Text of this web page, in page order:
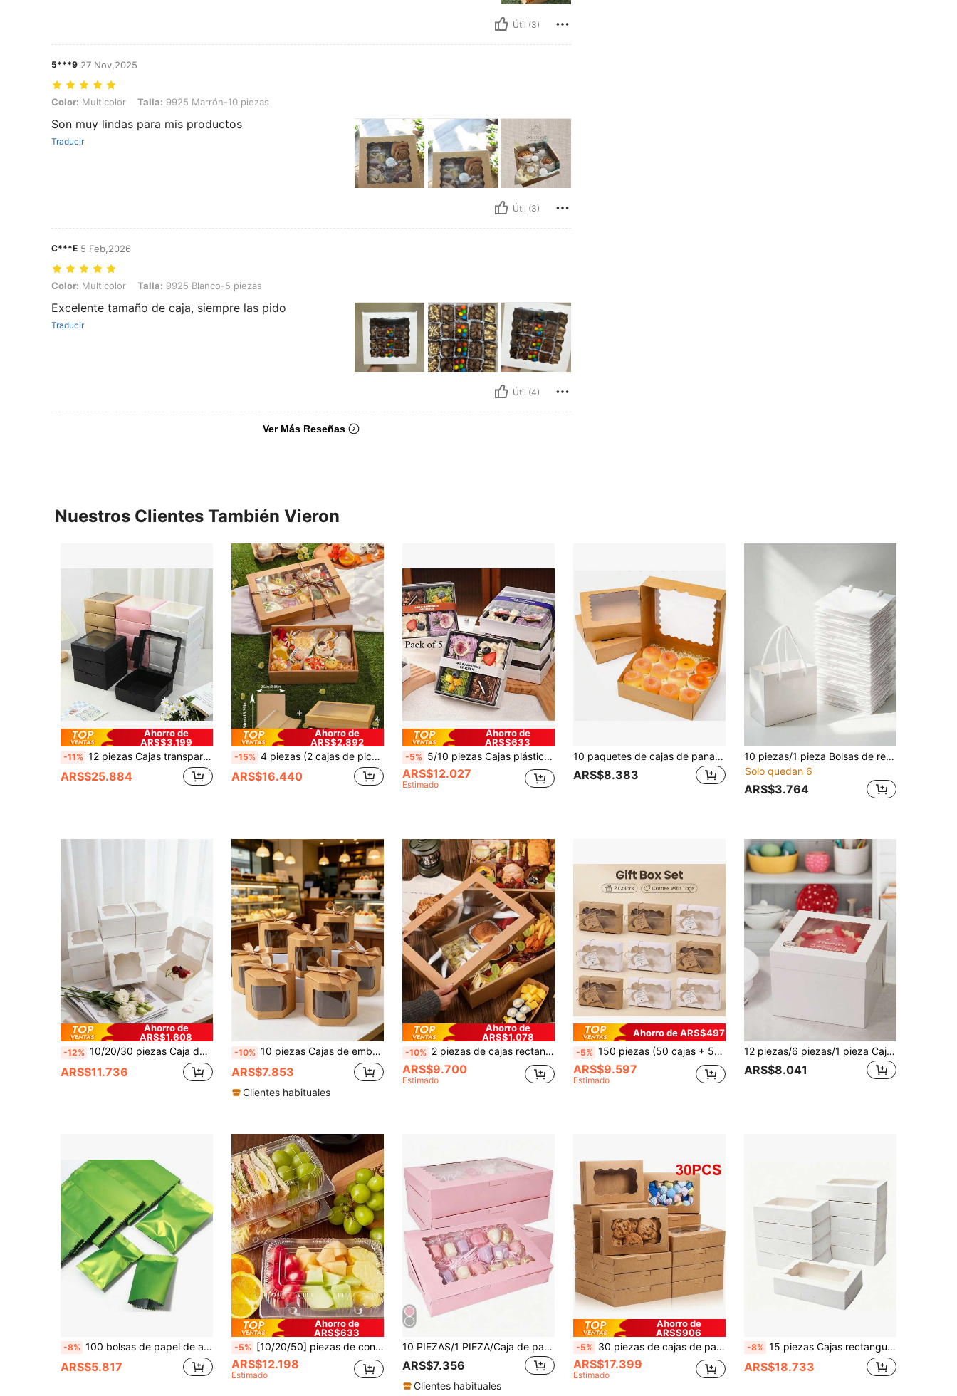
Útil (3)
5***9 27 Nov,2025
Color: Multicolor, Talla: 9925 Marrón-10 piezas
Color: Multicolor Talla: 9925 Marrón-10 piezas
Son muy lindas para mis productos
Traducir
Útil (3)
C***E 5 Feb,2026
Color: Multicolor, Talla: 9925 Blanco-5 piezas
Color: Multicolor Talla: 9925 Blanco-5 piezas
Excelente tamaño de caja, siempre las pido
Traducir
Útil (4)
Ver Más Reseñas
Nuestros Clientes También Vieron
Ahorro de
ARS$3.199
-11% 12 piezas Cajas transparentes para pasteles, adecuadas para hacer macarrones, galletas, magdalenas, donas y diversos postres - Ideal para panaderías, confiterías y pequeña repostería
ARS$25.884
Ahorro de
ARS$2.892
-15% 4 piezas (2 cajas de picnic + 2 piezas de papel antigrasa) Cubierta de cinta de papel marrón con ventana transparente, caja multifuncional para almacenamiento de pasteles, pollo frito, pizza, sándwich, fruta, adecuada para picnic, camping, actividades al aire libre
ARS$16.440
Ahorro de
ARS$633
-5% 5/10 piezas Cajas plásticas de charcutería, envases desechables para postres, bandejas de servir cuadradas de múltiples secciones para sándwiches, rebanadas de pastel, pastelerías y snacks con tapas transparentes
ARS$12.027
Estimado
10 paquetes de cajas de panadería con ventana de 10x10x2.5 pulgadas que se abren automáticamente, cajas de tartas marrones, cajas para pasteles, galletas y donas para bodas, fiestas, hogar y decoraciones de fiesta
ARS$8.383
10 piezas/1 pieza Bolsas de regalo mini negras, bolsas de papel para tarjetas de regalo, cajas de papel extra pequeñas a granel para recuerdos de fiesta, suministros de embalaje para el Día de la Madre, boda, baby shower, cumpleaños, 4.7 X 3.9 X 2.3 pulgadas
Solo quedan 6
ARS$3.764
Ahorro de
ARS$1.608
-12% 10/20/30 piezas Caja de regalo de panadería de 4*4*2.5 pulgadas, caja de hornear con ventana transparente, caja de papel desechable para cupcakes, pasteles y postres calientes
ARS$11.736
-10% 10 piezas Cajas de embalaje marrón con lazos de cinta, cajas para pasteles de fiesta, embalaje de repostería, suministros para envolver regalos, cajas para cupcakes, cajas para dulces, suministros para fiestas de cumpleaños, cajas para regalos de cumpleaños, regalos de cumpleaños, cajas para recuerdos de fiesta, decoración de boda, cajas para regalos de boda, decoración para baby shower, decoración para despedida de soltera, revelación de género, decoración para cumpleaños familiar, decoración navideña, suministros para fiestas de Halloween
ARS$7.853
Clientes habituales
Ahorro de
ARS$1.078
-10% 2 piezas de cajas rectangulares de papel kraft marrón con tapa y ventana transparente, de uso múltiple para pasteles, pollo frito, pizza, sándwiches, frutas - Adecuado para picnics, campamentos, fiestas, cumpleaños, pizzerías, tiendas de pollo frito
ARS$9.700
Estimado
Ahorro de ARS$497
-5% 150 piezas (50 cajas + 50 etiquetas + 50 cuerdas) Cajas de papel, etiquetas y cuerdas para empaquetar dulces, galletas y chocolates para fiestas navideñas, adecuado para bodas, cumpleaños, Día de la Madre, fiesta de graduación y pequeños regalos. Puede contener dulces, galletas, chocolates, productos horneados, donas, tartas, pequeños regalos, cosméticos, etc.
ARS$9.597
Estimado
12 piezas/6 piezas/1 pieza Cajas de embalaje para pasteles con ventana, Caja para pasteles, Juego de exhibición de postres, Suministros de decoración de pasteles, 3 tamaños: 8 pulgadas/10 pulgadas/12 pulgadas, Adecuado para el Día de San Valentín, fiestas y otras festividades, Ventana transparente
ARS$8.041
-8% 100 bolsas de papel de aluminio verde grueso y opaco, bolsas de embalaje para hornear, bolsas de almacenamiento selladas a prueba de humedad y protección contra la luz, bolsas de almacenamiento para joyas, pendientes, accesorios hechos a mano y artículos pequeños, bolsas de embalaje para pequeños regalos misteriosos
ARS$5.817
Ahorro de
ARS$633
-5% [10/20/50] piezas de contenedores de alimentos de concha de plástico resistente con tapas transparentes, de alta calidad, congelables y reutilizables para restaurantes, catering, fiestas - postres, ensaladas, sándwiches, almacenamiento de pasteles, esenciales de picnic, diseño de tapa a presión, material resistente a la grasa.
ARS$12.198
Estimado
10 PIEZAS/1 PIEZA/Caja de pan, 12 X 8 X 2.5 pulgadas (Aprox. 30.5 X 20.3 X 6.4 cm), Caja de galletas blanca grande, Caja de dulces con apertura automática, Con ventana para regalos y adecuada para pasteles, muffins, donas y repostería, fiestas, días festivos, bodas, cumpleaños
ARS$7.356
Clientes habituales
Ahorro de
ARS$906
-5% 30 piezas de cajas de papel kraft para hornear con ventana transparente, recipientes para macaron, galletas, pasteles y dulces, adecuados para bodas, cumpleaños, Navidad, Día de San Valentín, Día de la Madre, Acción de Gracias y Año Nuevo, empaque de regalos de postres caseros
ARS$17.399
Estimado
-8% 15 piezas Cajas rectangulares para pasteles con ventana, cajas para pan, cajas para dulces, adecuadas para pasteles, pasteles horneados, cupcakes, donas, galletas, empaque de tartas, para Halloween, Navidad, regreso a la escuela, fiesta de cumpleaños
ARS$18.733